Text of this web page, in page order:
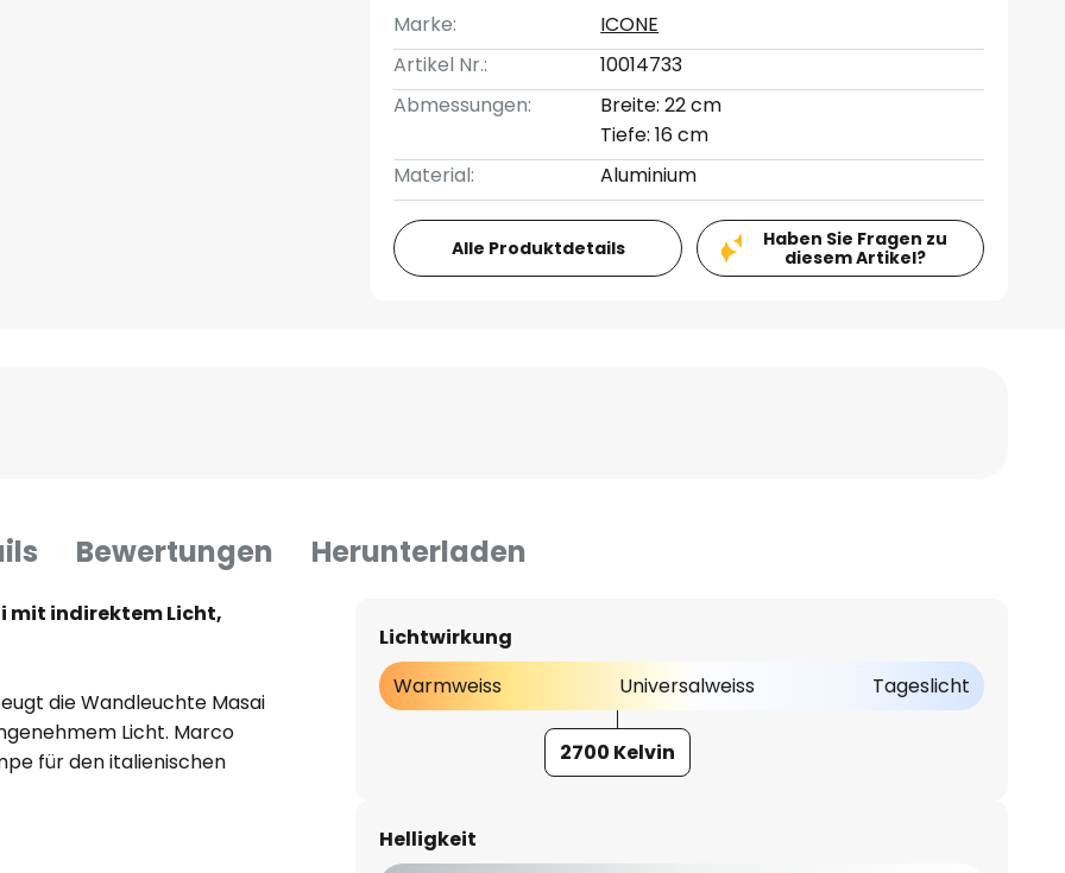
Marke:
ICONE
Artikel Nr.:
10014733
Abmessungen:
Breite: 22 cm
Tiefe: 16 cm
Material:
Aluminium
Alle Produktdetails
Haben Sie Fragen zu
diesem Artikel?
Bewertungen Herunterladen
mit indirektem Licht,
die Wandleuchte Masai
Licht. Marco
für den italienischen
das ovale Design und
ist ein kleineres Element
Lichtwirkung
Warmweiss
Universalweiss Tageslicht
2700 Kelvin
Helligkeit